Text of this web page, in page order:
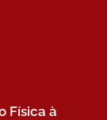
Física à